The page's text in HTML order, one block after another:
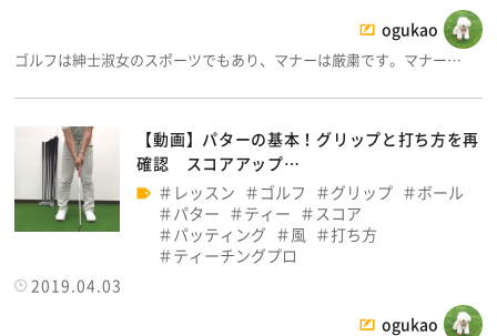
ogukao
ゴルフは紳士淑女のスポーツでもあり、マナーは厳粛です。マナー…
【動画】パターの基本！グリップと打ち方を再
確認 スコアアップ…
レッスン
ゴルフ グリップ
ボール
パター
ティー
スコア
パッティング
風
打ち方
ティーチングプロ
2019.04.03
ogukao